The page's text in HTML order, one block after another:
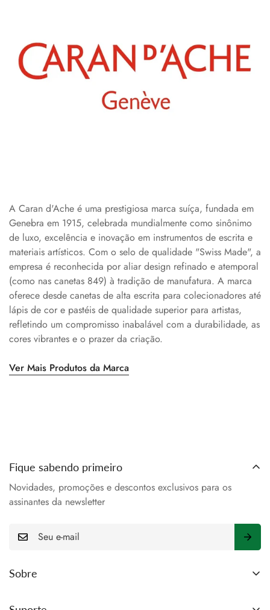
A Caran d'Ache é uma prestigiosa marca suíça, fundada em
Genebra em 1915, celebrada mundialmente como sinônimo
de luxo, excelência e inovação em instrumentos de escrita e
materiais artísticos. Com o selo de qualidade "Swiss Made", a
empresa é reconhecida por aliar design refinado e atemporal
(como nas canetas 849) à tradição de manufatura. A marca
oferece desde canetas de alta escrita para colecionadores até
lápis de cor e pastéis de qualidade superior para artistas,
refletindo um compromisso inabalável com a durabilidade, as
cores vibrantes e o prazer da criação.
Ver Mais Produtos da Marca
Fique sabendo primeiro
Novidades, promoções e descontos exclusivos para os
assinantes da newsletter
mail
Sobre